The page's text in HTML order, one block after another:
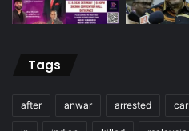
Tags
after anwar arrested car